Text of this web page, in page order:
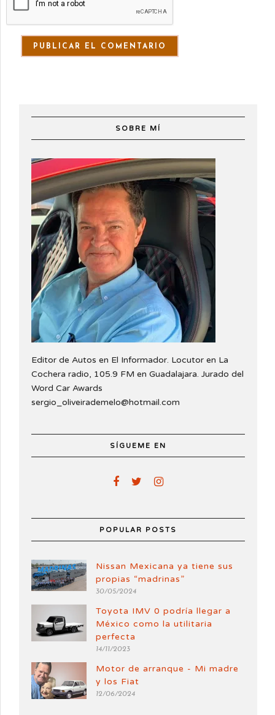
SOBRE MÍ
Editor de Autos en El Informador. Locutor en La
Cochera radio, 105.9 FM en Guadalajara. Jurado del
Word Car Awards
sergio_oliveirademelo@hotmail.com
SÍGUEME EN
POPULAR POSTS
Nissan Mexicana ya tiene sus
propias “madrinas”
30/05/2024
Toyota IMV 0 podría llegar a
México como la utilitaria
perfecta
14/11/2023
Motor de arranque - Mi madre
y los Fiat
12/06/2024